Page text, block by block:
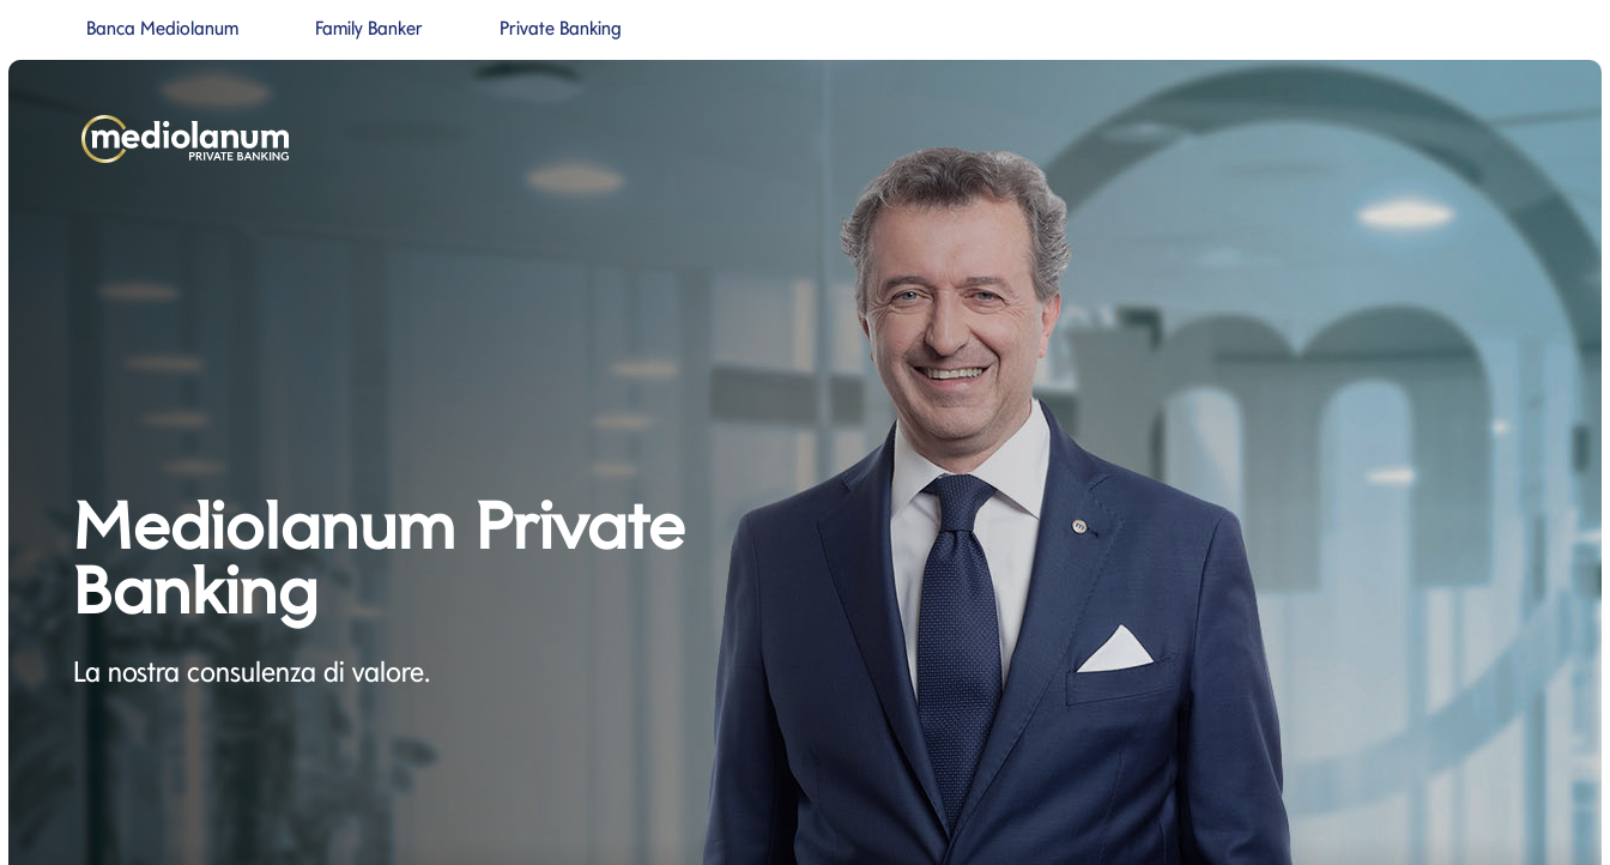
Salta alla navigazione principale
Banca MediolanumSi apre in una nuova pagina
Family BankerSi apre in una nuova pagina
Private BankingSi apre in una nuova pagina
Mediolanum Private
Banking
La nostra consulenza di valore.